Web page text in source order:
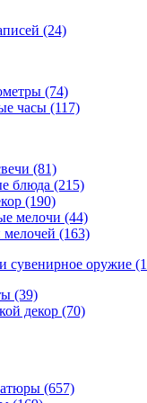
(24)
(74)
часы (117)
(81)
блюда (215)
(190)
мелочи (44)
(163)
сувенирное оружие
(39)
декор (70)
(657)